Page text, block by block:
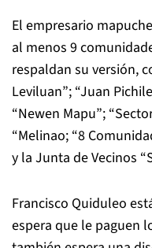
El empresario
al menos 9
respaldan su versión,
Leviluan”; “Juan
“Newen Mapu”;
“Melinao; “8
y la Junta de Vecinos
Francisco Quiduleo
espera que le paguen